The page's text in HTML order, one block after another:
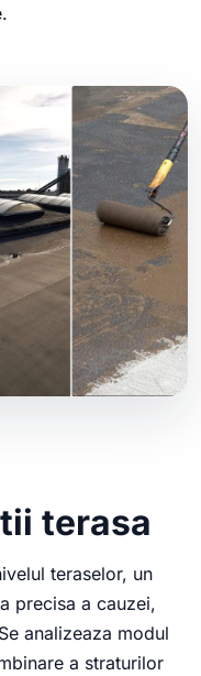
terasa
teraselor, un
precisa a cauzei,
analizeaza modul
a straturilor